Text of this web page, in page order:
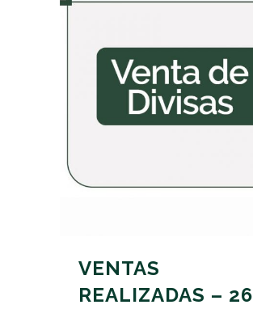
VENTAS
REALIZADAS – 26